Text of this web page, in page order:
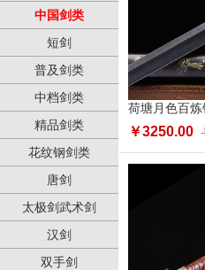
中国剑类
短剑
普及剑类
中档剑类
精品剑类
花纹钢剑类
唐剑
太极剑武术剑
汉剑
双手剑
荷塘月色百
￥3250.00